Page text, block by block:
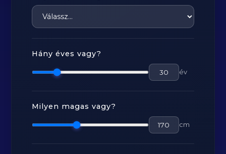
Hány éves vagy?
év
Milyen magas vagy?
cm